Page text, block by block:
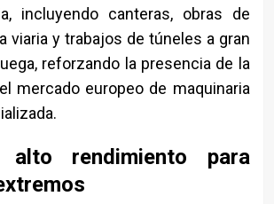
incluyendo canteras, obras de
viaria y trabajos de túneles a gran
reforzando la presencia de la
mercado europeo de maquinaria
rendimiento para